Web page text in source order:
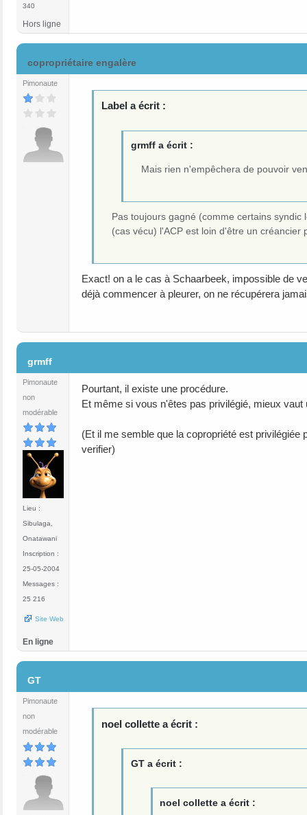
340
Hors ligne
copropriétaire engalère
Pimonaute
Label a écrit :
grmff a écrit :
Mais rien n'empêchera de pouvoir
Pas toujours gagné (comme certains
(cas vécu) l'ACP est loin d'être un créancier
Exact! on a le cas à Schaarbeek, impossible de
déjà commencer à pleurer, on ne récupérera
grmff
Pimonaute
non
modérable
Lieu :
Sibulaga,
Onatawani
Inscription :
25-05-2004
Messages :
25 216
Site Web
Pourtant, il existe une procédure.
Et même si vous n'êtes pas privilégié, mieux vaut
(Et il me semble que la copropriété est
verifier)
En ligne
GT
Pimonaute
non
modérable
noel collette a écrit :
GT a écrit :
noel collette a écrit :